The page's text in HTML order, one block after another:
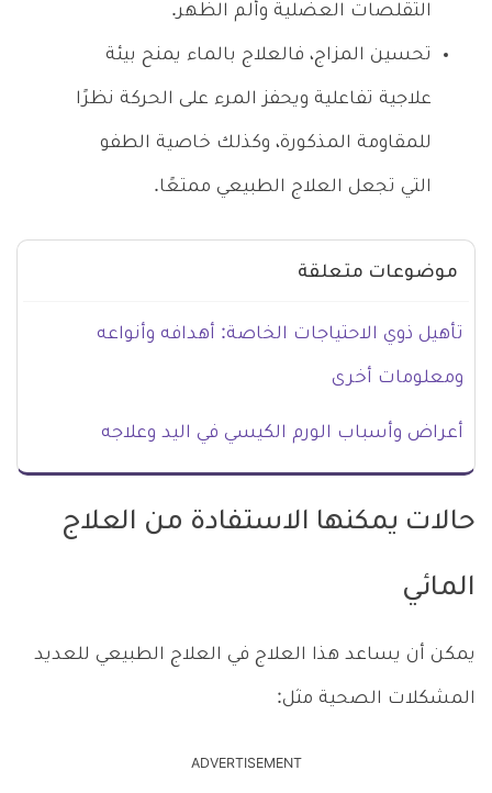
التقلصات العضلية وألم الظهر.
تحسين المزاج، فالعلاج بالماء يمنح بيئة
علاجية تفاعلية ويحفز المرء على الحركة نظرًا
للمقاومة المذكورة، وكذلك خاصية الطفو
التي تجعل العلاج الطبيعي ممتعًا.
موضوعات متعلقة
تأهيل ذوي الاحتياجات الخاصة: أهدافه وأنواعه
ومعلومات أخرى
أعراض وأسباب الورم الكيسي في اليد وعلاجه
حالات يمكنها الاستفادة من العلاج
المائي
يمكن أن يساعد هذا العلاج في العلاج الطبيعي للعديد
المشكلات الصحية مثل:
ADVERTISEMENT